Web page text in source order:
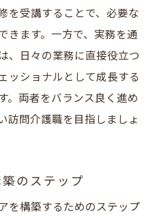
を受講することで、必要な
きます。一方で、実務を通
、日々の業務に直接役立つ
ッショナルとして成長する
。両者をバランス良く進め
訪問介護職を目指しましょ
のステップ
を構築するためのステップ